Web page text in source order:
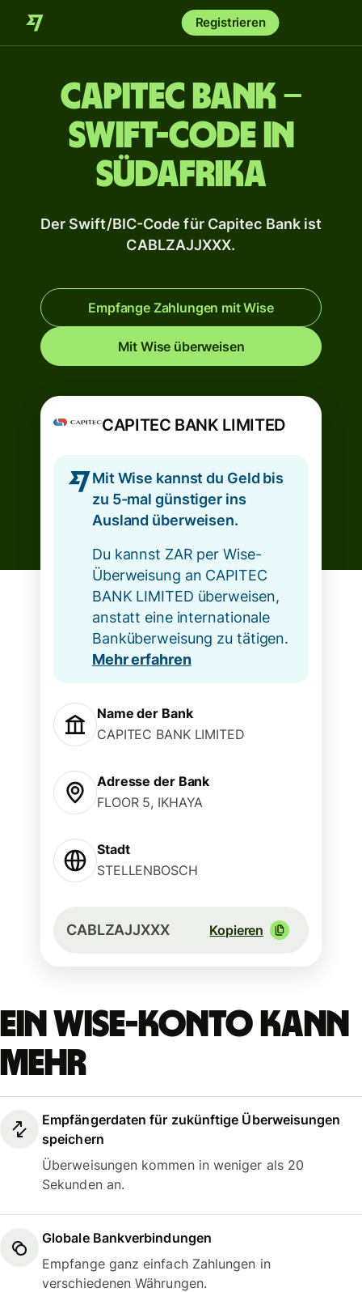
Registrieren
Capitec Bank –
Swift-Code in
Südafrika
Der Swift/BIC-Code für Capitec Bank ist
CABLZAJJXXX.
Empfange Zahlungen mit Wise
Mit Wise überweisen
CAPITEC BANK LIMITED
Mit Wise kannst du Geld bis
zu 5-mal günstiger ins
Ausland überweisen.
Du kannst ZAR per Wise-
Überweisung an CAPITEC
BANK LIMITED überweisen,
anstatt eine internationale
Banküberweisung zu tätigen.
Mehr erfahren
Name der Bank
CAPITEC BANK LIMITED
Adresse der Bank
FLOOR 5, IKHAYA
Stadt
STELLENBOSCH
CABLZAJJXXX Kopieren
Ein Wise-Konto kann
mehr
Empfängerdaten für zukünftige Überweisungen
speichern
Überweisungen kommen in weniger als 20
Sekunden an.
Globale Bankverbindungen
Empfange ganz einfach Zahlungen in
verschiedenen Währungen.